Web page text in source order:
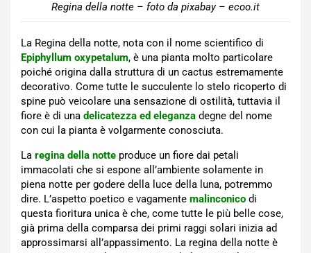
Regina della notte – foto da pixabay – ecoo.it
La Regina della notte, nota con il nome scientifico di
Epiphyllum oxypetalum, è una pianta molto particolare
poiché origina dalla struttura di un cactus estremamente
decorativo. Come tutte le succulente lo stelo ricoperto di
spine può veicolare una sensazione di ostilità, tuttavia il
fiore è di una delicatezza ed eleganza degne del nome
con cui la pianta è volgarmente conosciuta.
La regina della notte produce un fiore dai petali
immacolati che si espone all’ambiente solamente in
piena notte per godere della luce della luna, potremmo
dire. L’aspetto poetico e vagamente malinconico di
questa fioritura unica è che, come tutte le più belle cose,
già prima della comparsa dei primi raggi solari inizia ad
approssimarsi all’appassimento. La regina della notte è